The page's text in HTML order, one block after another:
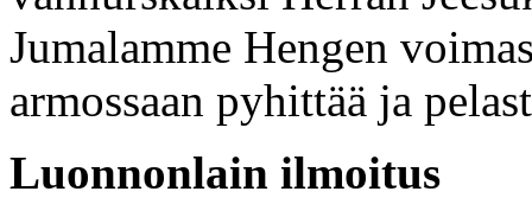
Jumalamme Hengen
armossaan pyhittää ja
Luonnonlain ilmoitus